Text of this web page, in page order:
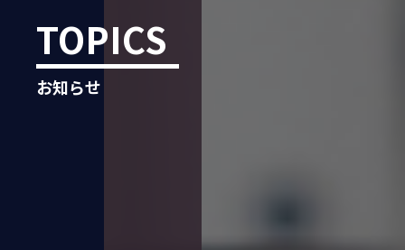
TOPICS
お知らせ